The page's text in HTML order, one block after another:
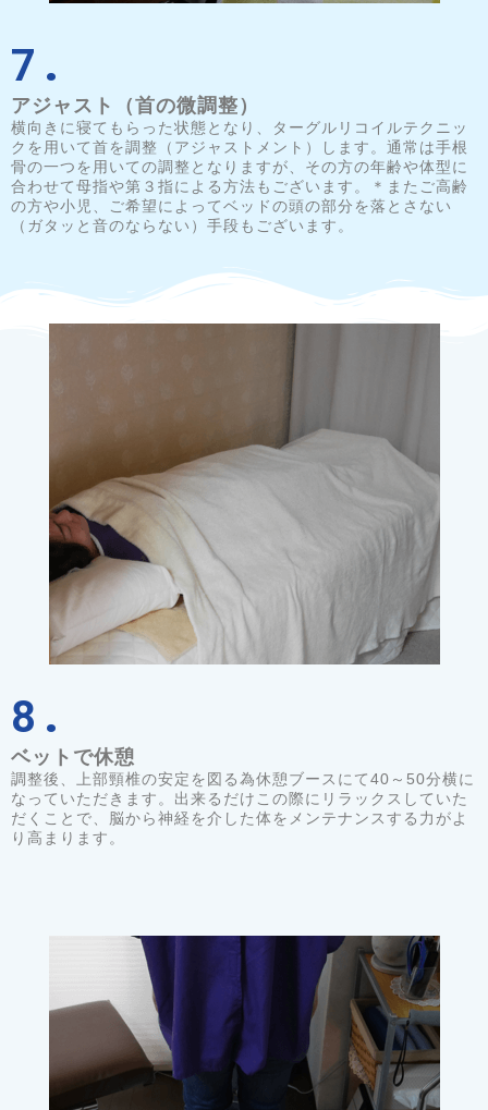
7.
アジャスト（首の微調整）
横向きに寝てもらった状態となり、ターグルリコイルテクニッ
クを用いて首を調整（アジャストメント）します。通常は手根
骨の一つを用いての調整となりますが、その方の年齢や体型に
合わせて母指や第３指による方法もございます。＊またご高齢
の方や小児、ご希望によってベッドの頭の部分を落とさない
（ガタッと音のならない）手段もございます。
8.
ベットで休憩
調整後、上部頸椎の安定を図る為休憩ブースにて40～50分横に
なっていただきます。出来るだけこの際にリラックスしていた
だくことで、脳から神経を介した体をメンテナンスする力がよ
り高まります。